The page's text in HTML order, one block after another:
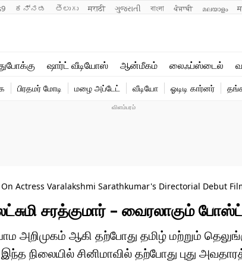
ಕನ್ನಡ తెలుగు मराठी ગુજરાતી বাংলা ਪੰਜਾਬੀ മലയാളം
ஷார்ட் வீடியோஸ் ஆன்மீகம் லைஃப்ஸ்டைல்
வணிகம்
வைரல்
பிரதமர் மோடி மழை அப்டேட் வீடியோ ஓடிடி கார்னர்
Actress Varalakshmi Sarathkumar's Directorial Debut
சரத்குமார் – வைரலாகும்
அறிமுகம் ஆகி தற்போது தமிழ் மற்றும்
நிலையில் சினிமாவில் தற்போது புது